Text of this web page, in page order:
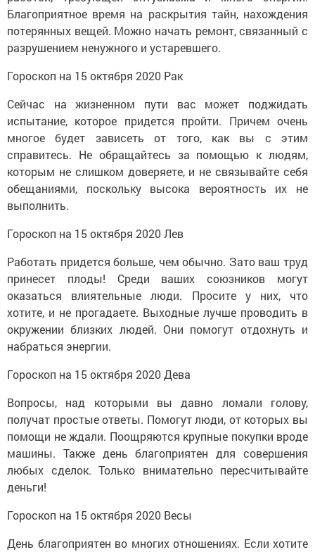
Благоприятное время на раскрытия тайн, нахождения
потерянных вещей. Можно начать ремонт, связанный с
разрушением ненужного и устаревшего.
Гороскоп на 15 октября 2020 Рак
Сейчас на жизненном пути вас может поджидать
испытание, которое придется пройти. Причем очень
многое будет зависеть от того, как вы с этим
справитесь. Не обращайтесь за помощью к людям,
которым не слишком доверяете, и не связывайте себя
обещаниями, поскольку высока вероятность их не
выполнить.
Гороскоп на 15 октября 2020 Лев
Работать придется больше, чем обычно. Зато ваш труд
принесет плоды! Среди ваших союзников могут
оказаться влиятельные люди. Просите у них, что
хотите, и не прогадаете. Выходные лучше проводить в
окружении близких людей. Они помогут отдохнуть и
набраться энергии.
Гороскоп на 15 октября 2020 Дева
Вопросы, над которыми вы давно ломали голову,
получат простые ответы. Помогут люди, от которых вы
помощи не ждали. Поощряются крупные покупки вроде
машины. Также день благоприятен для совершения
любых сделок. Только внимательно пересчитывайте
деньги!
Гороскоп на 15 октября 2020 Весы
День благоприятен во многих отношениях. Если хотите